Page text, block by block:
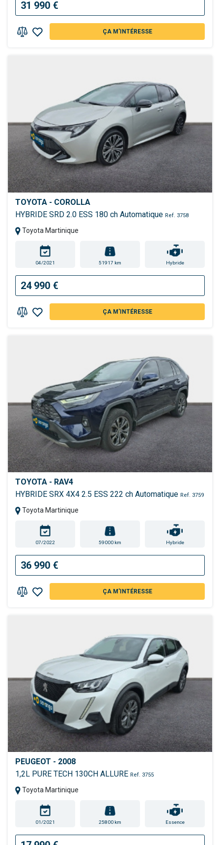
31 990 €
ÇA M'INTÉRESSE
TOYOTA - COROLLA
HYBRIDE SRD 2.0 ESS 180 ch Automatique Ref. 3758
Toyota Martinique
04/2021 51917 km Hybride
24 990 €
ÇA M'INTÉRESSE
TOYOTA - RAV4
HYBRIDE SRX 4X4 2.5 ESS 222 ch Automatique Ref. 3759
Toyota Martinique
07/2022 59000 km Hybride
36 990 €
ÇA M'INTÉRESSE
PEUGEOT - 2008
1,2L PURE TECH 130CH ALLURE Ref. 3755
Toyota Martinique
01/2021 25800 km Essence